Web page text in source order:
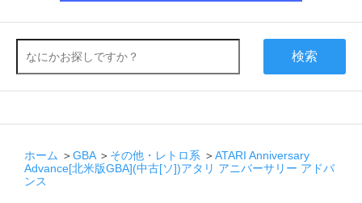
検索
ホーム ＞GBA ＞ その他・レトロ系 ＞ATARI Anniversary
Advance[北米版GBA](中古[ソ])アタリ アニバーサリー アドバ
ンス